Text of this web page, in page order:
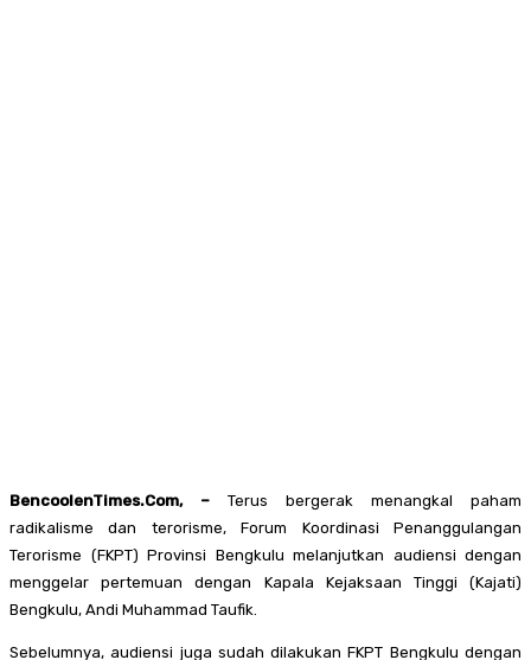
BencoolenTimes.Com, – Terus bergerak menangkal paham
radikalisme dan terorisme, Forum Koordinasi Penanggulangan
Terorisme (FKPT) Provinsi Bengkulu melanjutkan audiensi dengan
menggelar pertemuan dengan Kapala Kejaksaan Tinggi (Kajati)
Bengkulu, Andi Muhammad Taufik.
Sebelumnya, audiensi juga sudah dilakukan FKPT Bengkulu dengan